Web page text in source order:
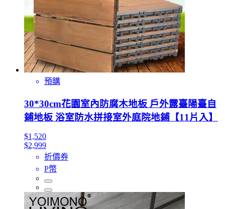
預購
30*30cm花園室內防腐木地板 戶外露臺陽臺自
鋪地板 浴室防水拼接室外庭院地鋪【11片入】
$1,520
$2,999
折價券
P幣